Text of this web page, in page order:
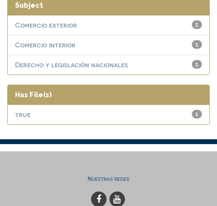
Subject
1
Comercio exterior
1
Comercio interior
1
Derecho y legislación nacionales
Has File(s)
1
true
Nuestras redes